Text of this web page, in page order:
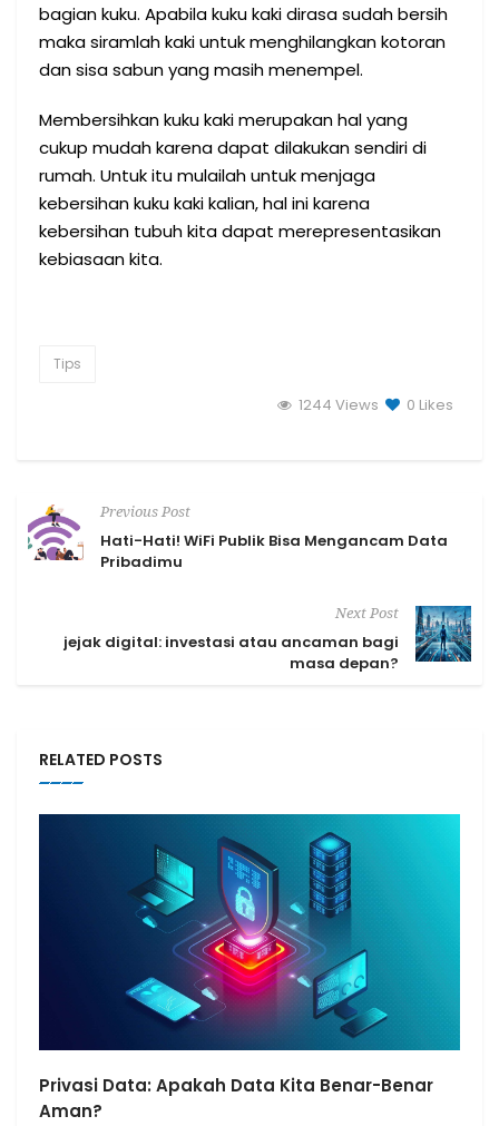
bagian kuku. Apabila kuku kaki dirasa sudah bersih
maka siramlah kaki untuk menghilangkan kotoran
dan sisa sabun yang masih menempel.
Membersihkan kuku kaki merupakan hal yang
cukup mudah karena dapat dilakukan sendiri di
rumah. Untuk itu mulailah untuk menjaga
kebersihan kuku kaki kalian, hal ini karena
kebersihan tubuh kita dapat merepresentasikan
kebiasaan kita.
Tips
1244 Views 0 Likes
Previous Post
Hati-Hati! WiFi Publik Bisa Mengancam Data
Pribadimu
Next Post
jejak digital: investasi atau ancaman bagi
masa depan?
RELATED POSTS
Privasi Data: Apakah Data Kita Benar-Benar
Aman?